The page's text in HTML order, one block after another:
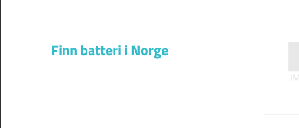
Finn batteri i Norge